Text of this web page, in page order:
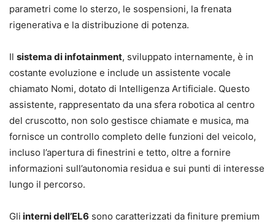
parametri come lo sterzo, le sospensioni, la frenata
rigenerativa e la distribuzione di potenza.
Il sistema di infotainment, sviluppato internamente, è in
costante evoluzione e include un assistente vocale
chiamato Nomi, dotato di Intelligenza Artificiale. Questo
assistente, rappresentato da una sfera robotica al centro
del cruscotto, non solo gestisce chiamate e musica, ma
fornisce un controllo completo delle funzioni del veicolo,
incluso l’apertura di finestrini e tetto, oltre a fornire
informazioni sull’autonomia residua e sui punti di interesse
lungo il percorso.
Gli interni dell’EL6 sono caratterizzati da finiture premium